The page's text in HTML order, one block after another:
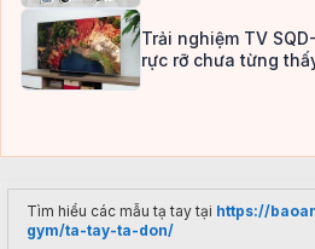
Trải nghiệm TV
rực rỡ chưa từng
Tìm hiểu các mẫu tạ tay tại https://
gym/ta-tay-ta-don/